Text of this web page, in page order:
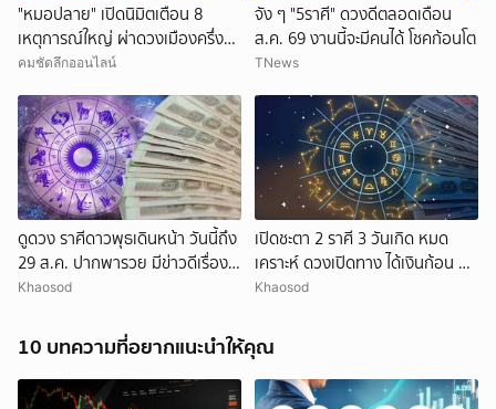
"หมอปลาย" เปิดนิมิตเตือน 8
เหตุการณ์ใหญ่ ผ่าดวงเมืองครึ่งปี
หลัง
คมชัดลึกออนไลน์
จัง ๆ "5ราศี" ดวงดีตลอดเดือน
ส.ค. 69 งานนี้จะมีคนได้ โชคก้อนโต
TNews
ดูดวง ราศีดาวพุธเดินหน้า วันนี้ถึง
29 ส.ค. ปากพารวย มีข่าวดีเรื่อง
เงิน-ค้าขาย
Khaosod
เปิดชะตา 2 ราศี 3 วันเกิด หมด
เคราะห์ ดวงเปิดทาง ได้เงินก้อน มี
ข่าวดี
Khaosod
10 บทความที่อยากแนะนำให้คุณ